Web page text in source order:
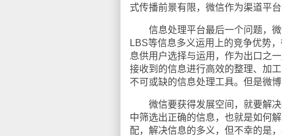
式传播前景有限，微信作为渠道平台
信息处理平台最后一个问题，微
LBS等信息多义运用上的竞争优势
息供用户选择与运用，作为出口之
接收到的信息进行高效的整理、加
不可或缺的信息处理工具。但是微
微信要获得发展空间，就要解决
中筛选出正确的信息，也就是如何
配，解决信息的多义，但不幸的是